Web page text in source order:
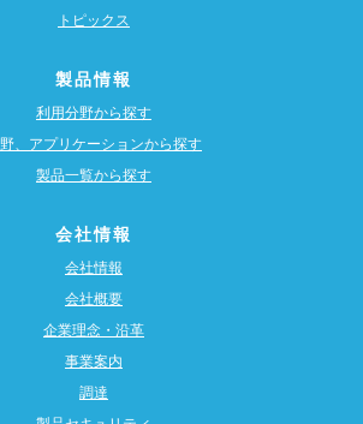
トピックス
製品情報
利用分野から探す
、アプリケーションから探す
製品一覧から探す
会社情報
会社情報
会社概要
企業理念・沿革
事業案内
調達